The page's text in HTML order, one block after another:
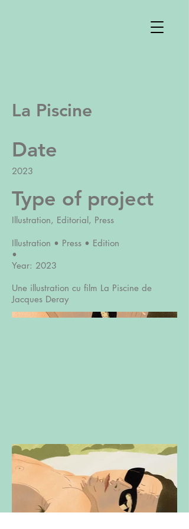
La Piscine
Date
2023
Type of project
Illustration, Editorial, Press
Illustration • Press • Edition
•
Year: 2023
Une illustration cu film La Piscine de
Jacques Deray